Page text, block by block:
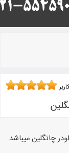
چانگلین میباشد.